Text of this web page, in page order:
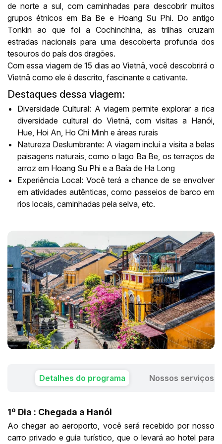
de norte a sul, com caminhadas para descobrir muitos
grupos étnicos em Ba Be e Hoang Su Phi. Do antigo
Tonkin ao que foi a Cochinchina, as trilhas cruzam
estradas nacionais para uma descoberta profunda dos
tesouros do país dos dragões.
Com essa viagem de 15 dias ao Vietnã, você descobrirá o
Vietnã como ele é descrito, fascinante e cativante.
Destaques dessa viagem:
Diversidade Cultural: A viagem permite explorar a rica
diversidade cultural do Vietnã, com visitas a Hanói,
Hue, Hoi An, Ho Chi Minh e áreas rurais
Natureza Deslumbrante: A viagem inclui a visita a belas
paisagens naturais, como o lago Ba Be, os terraços de
arroz em Hoang Su Phi e a Baía de Ha Long
Experiência Local: Você terá a chance de se envolver
em atividades autênticas, como passeios de barco em
rios locais, caminhadas pela selva, etc.
Detalhes do programa Nossos serviços
1º Dia : Chegada a Hanói
Ao chegar ao aeroporto, você será recebido por nosso
carro privado e guia turístico, que o levará ao hotel para